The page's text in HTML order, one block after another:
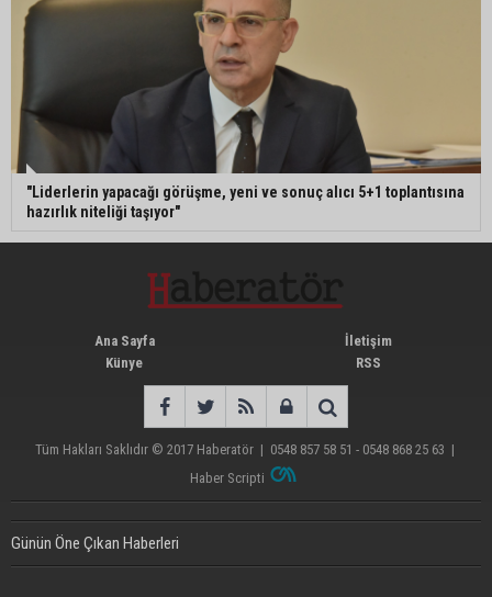
"Liderlerin yapacağı görüşme, yeni ve sonuç alıcı 5+1 toplantısına
hazırlık niteliği taşıyor"
Ana Sayfa
Künye
İletişim
RSS
Tüm Hakları Saklıdır © 2017 Haberatör| 0548 857 58 51 - 0548 868 25 63 |
Haber Scripti
Günün Öne Çıkan Haberleri